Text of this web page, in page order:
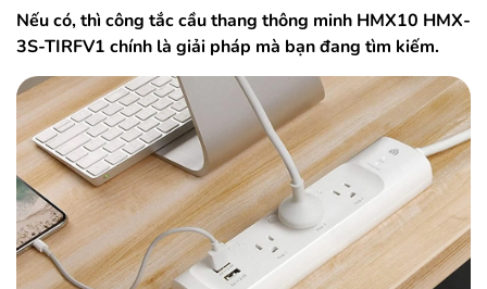
Nếu có, thì công tắc cầu thang thông minh HMX10 HMX-
3S-TIRFV1 chính là giải pháp mà bạn đang tìm kiếm.